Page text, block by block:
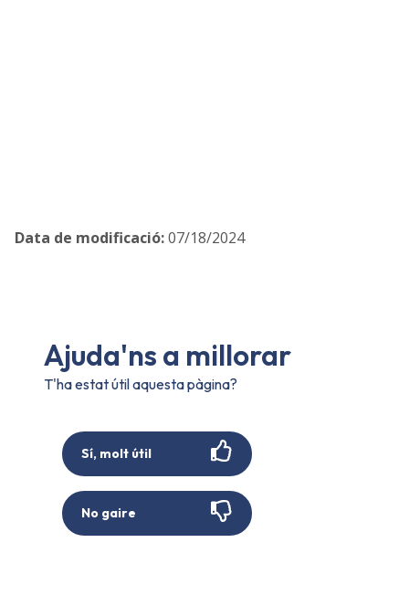
Data de modificació:07/18/2024
Ajuda'ns a millorar
T'ha estat útil aquesta pàgina?
Sí, molt útil
No gaire